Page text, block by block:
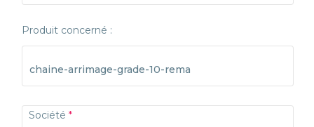
Produit concerné :
Société